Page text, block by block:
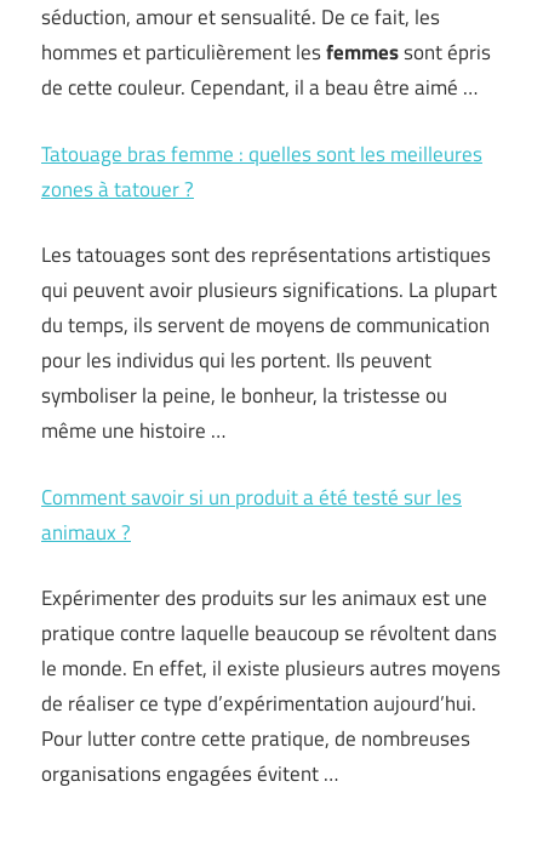
séduction, amour et sensualité. De ce fait, les
hommes et particulièrement lesfemmessont épris
de cette couleur. Cependant, il a beau être aimé …
Tatouage bras femme : quelles sont les meilleures
zones à tatouer ?
Les tatouages sont des représentations artistiques
qui peuvent avoir plusieurs significations. La plupart
du temps, ils servent de moyens de communication
pour les individus qui les portent. Ils peuvent
symboliser la peine, le bonheur, la tristesse ou
même une histoire …
Comment savoir si un produit a été testé sur les
animaux ?
Expérimenter des produits sur les animaux est une
pratique contre laquelle beaucoup se révoltent dans
le monde. En effet, il existe plusieurs autres moyens
de réaliser ce type d’expérimentation aujourd’hui.
Pour lutter contre cette pratique, de nombreuses
organisations engagées évitent …